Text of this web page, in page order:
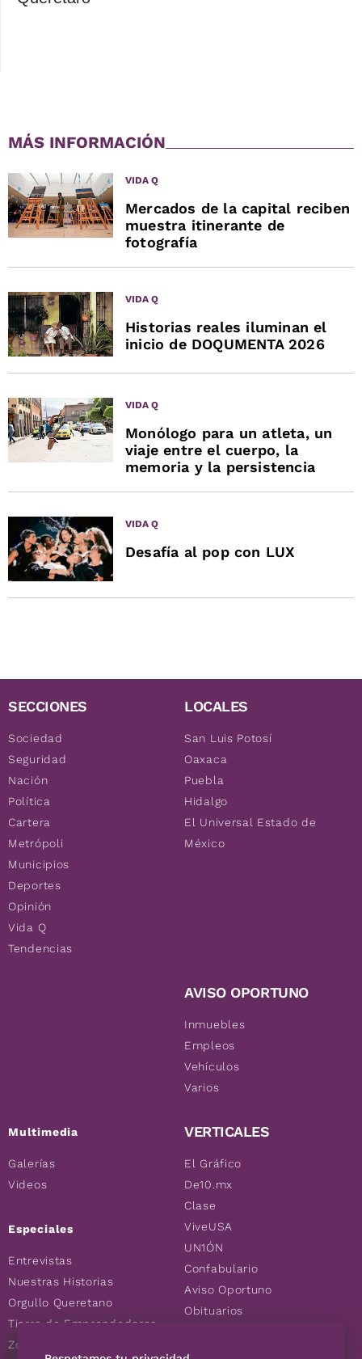
MÁS INFORMACIÓN
VIDA Q
Mercados de la capital reciben
muestra itinerante de
fotografía
VIDA Q
Historias reales iluminan el
inicio de DOQUMENTA 2026
VIDA Q
Monólogo para un atleta, un
viaje entre el cuerpo, la
memoria y la persistencia
VIDA Q
Desafía al pop con LUX
SECCIONES
Sociedad
Seguridad
Nación
Política
Cartera
Metrópoli
Municipios
Deportes
Opinión
Vida Q
Tendencias
Multimedia
Galerías
Videos
Especiales
Entrevistas
Nuestras Historias
Orgullo Queretano
Tierra de Emprendedores
Zoociales
LOCALES
San Luis Potosí
Oaxaca
Puebla
Hidalgo
El Universal Estado de
México
AVISO OPORTUNO
Inmuebles
Empleos
Vehículos
Varios
VERTICALES
El Gráfico
De10.mx
Clase
ViveUSA
UN1ÓN
Confabulario
Aviso Oportuno
Obituarios
Consultas